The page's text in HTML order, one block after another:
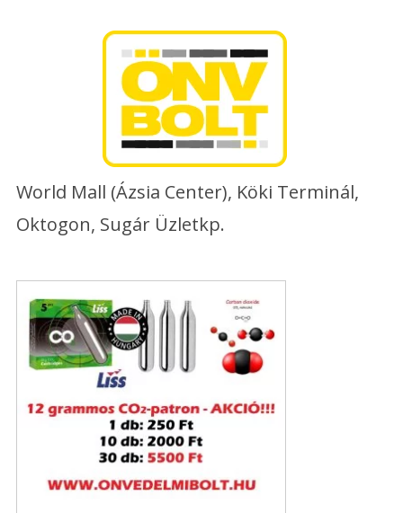
World Mall (Ázsia Center), Köki Terminál,
Oktogon, Sugár Üzletkp.